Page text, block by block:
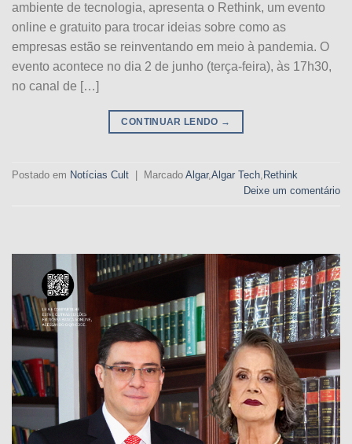
ambiente de tecnologia, apresenta o Rethink, um evento
online e gratuito para trocar ideias sobre como as
empresas estão se reinventando em meio à pandemia. O
evento acontece no dia 2 de junho (terça-feira), às 17h30,
no canal de […]
CONTINUAR LENDO →
Postado em Notícias Cult Marcado Algar, Algar Tech Rethink
Deixe um comentário